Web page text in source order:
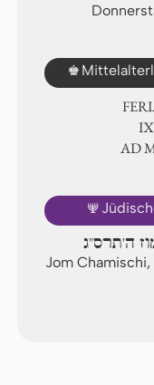
♚
AD
🕎
ה'תרס"ג
Jom